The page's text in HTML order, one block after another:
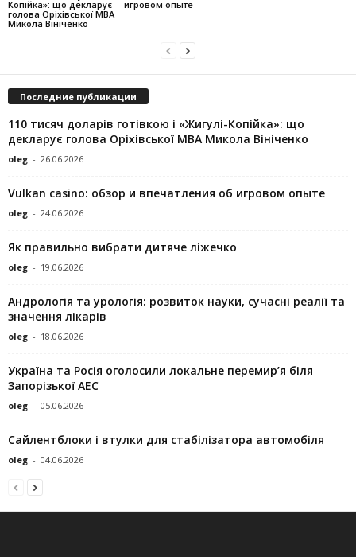
Копійка»: що декларує
голова Оріхівської МВА
Микола Вініченко
игровом опыте
Последние публикации
110 тисяч доларів готівкою і «Жигулі-Копійка»: що
декларує голова Оріхівської МВА Микола Вініченко
oleg - 26.06.2026
Vulkan casino: обзор и впечатления об игровом опыте
oleg - 24.06.2026
Як правильно вибрати дитяче ліжечко
oleg - 19.06.2026
Андрологія та урологія: розвиток науки, сучасні реалії та
значення лікарів
oleg - 18.06.2026
Україна та Росія оголосили локальне перемир’я біля
Запорізької АЕС
oleg - 05.06.2026
Сайлентблоки і втулки для стабілізатора автомобіля
oleg - 04.06.2026